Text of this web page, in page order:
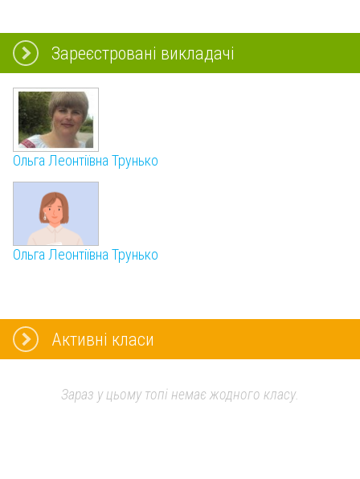
Зареєстровані викладачі
Ольга Леонтіївна Трунько
Ольга Леонтіївна Трунько
Активні класи
Зараз у цьому топі немає жодного класу.